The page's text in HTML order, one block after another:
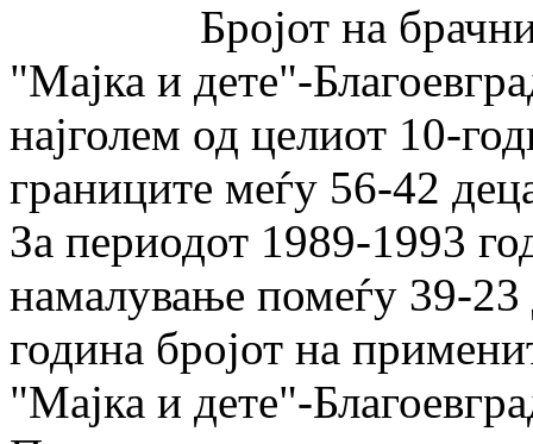
Бројот на брачните
"Мајка и дете"-
најголем од целиот 10-
границите меѓу 56-42
За периодот 1989-1993
намалува­ње помеѓу 39-
година бројот на
"Мајка и дете"-